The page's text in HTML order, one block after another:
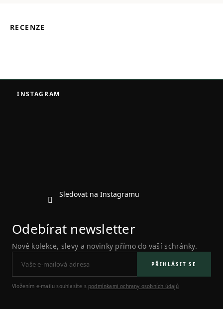
RECENZE
INSTAGRAM
Sledovat na Instagramu
Odebírat newsletter
Nové kolekce, slevy a novinky přímo do vaší schránky.
PŘIHLÁSIT SE
Vložením e-mailu souhlasíte s podmínkami ochrany osobních údajů